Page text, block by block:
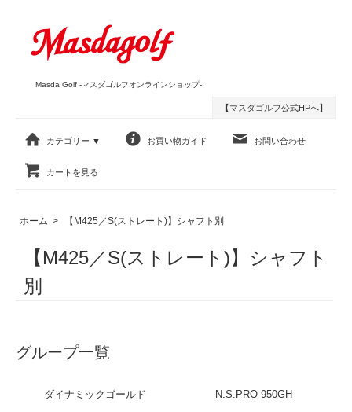
Masda Golf -マスダゴルフオンラインショップ-
カテゴリー ▼ お買い物ガイド お問い合わせ
カートを見る
【マスダゴルフ公式HPへ】
ホーム > 【M425／S(ストレート)】シャフト別
【M425／S(ストレート)】シャフト
別
グループ一覧
ダイナミックゴールド N.S.PRO 950GH